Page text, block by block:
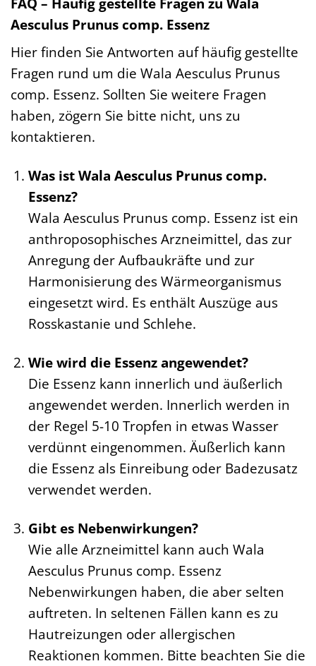
Aesculus Prunus comp. Essenz
Hier finden Sie Antworten auf häufig gestellte
Fragen rund um die Wala Aesculus Prunus
comp. Essenz. Sollten Sie weitere Fragen
haben, zögern Sie bitte nicht, uns zu
kontaktieren.
Was ist Wala Aesculus Prunus comp.
Essenz?
Wala Aesculus Prunus comp. Essenz ist ein
anthroposophisches Arzneimittel, das zur
Anregung der Aufbaukräfte und zur
Harmonisierung des Wärmeorganismus
eingesetzt wird. Es enthält Auszüge aus
Rosskastanie und Schlehe.
Wie wird die Essenz angewendet?
Die Essenz kann innerlich und äußerlich
angewendet werden. Innerlich werden in
der Regel 5-10 Tropfen in etwas Wasser
verdünnt eingenommen. Äußerlich kann
die Essenz als Einreibung oder Badezusatz
verwendet werden.
Gibt es Nebenwirkungen?
Wie alle Arzneimittel kann auch Wala
Aesculus Prunus comp. Essenz
Nebenwirkungen haben, die aber selten
auftreten. In seltenen Fällen kann es zu
Hautreizungen oder allergischen
Reaktionen kommen. Bitte beachten Sie die